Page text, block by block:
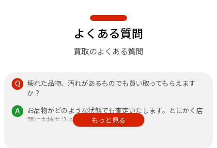
よくある質問
買取のよくある質問
壊れた品物、汚れがあるものでも買い取ってもらえます
か？
お品物がどのような状態でも査定いたします。とにかく店
頭にお持ち込みください。
その他、不安なことがありましたら何なりと店頭にお申し
もっと見る